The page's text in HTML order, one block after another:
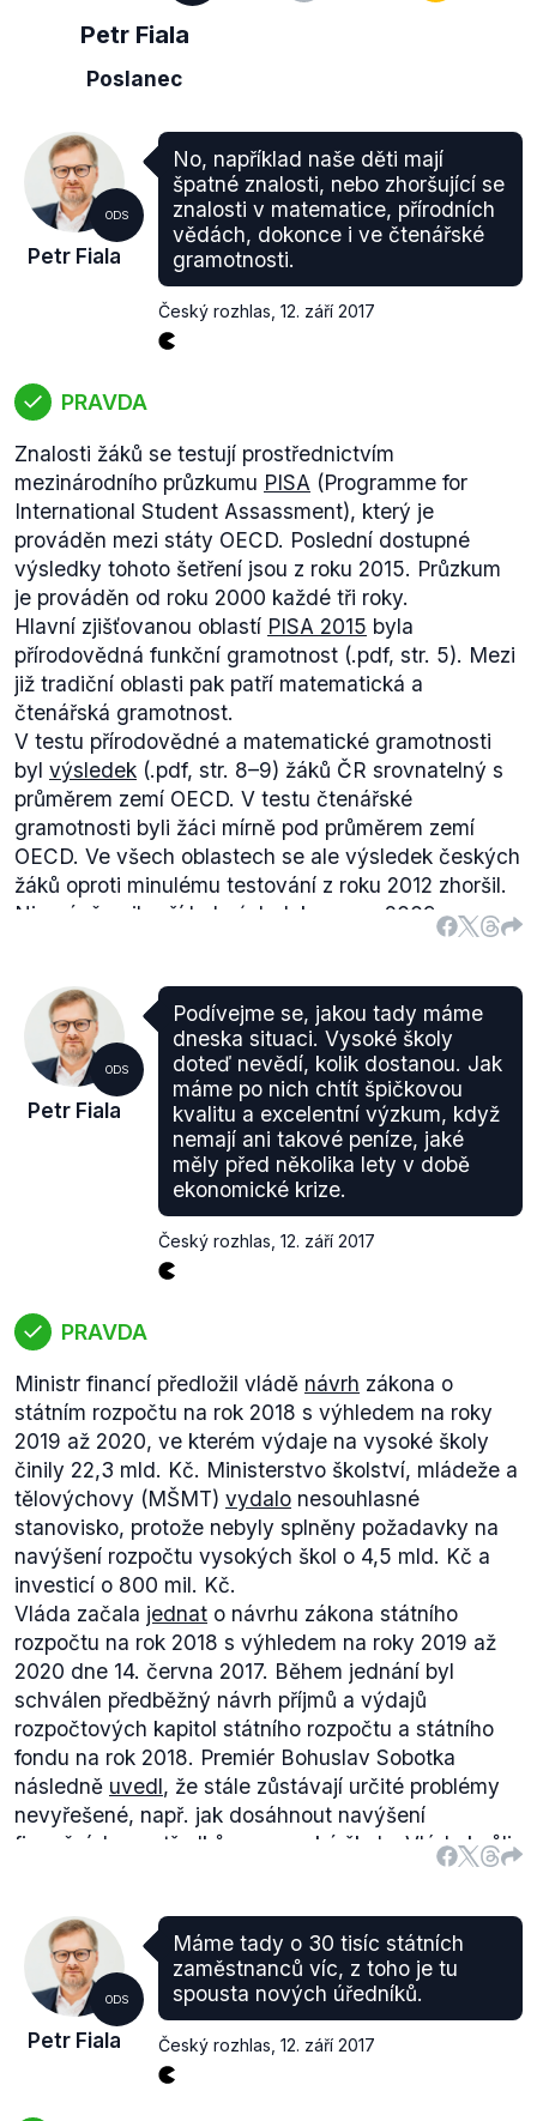
Petr Fiala
Poslanec
ODS
Petr Fiala
No, například naše děti mají
špatné znalosti, nebo zhoršující se
znalosti v matematice, přírodních
vědách, dokonce i ve čtenářské
gramotnosti.
Český rozhlas 12. září 2017
PRAVDA
Znalosti žáků se testují prostřednictvím
mezinárodního průzkumu PISA (Programme for
International Student Assassment), který je
prováděn mezi státy OECD. Poslední dostupné
výsledky tohoto šetření jsou z roku 2015. Průzkum
je prováděn od roku 2000 každé tři roky.
Hlavní zjišťovanou oblastí PISA 2015 byla
přírodovědná funkční gramotnost (.pdf, str. 5). Mezi
již tradiční oblasti pak patří matematická a
čtenářská gramotnost.
V testu přírodovědné a matematické gramotnosti
byl výsledek (.pdf, str. 8–9) žáků ČR srovnatelný s
průměrem zemí OECD. V testu čtenářské
gramotnosti byli žáci mírně pod průměrem zemí
OECD. Ve všech oblastech se ale výsledek českých
žáků oproti minulému testování z roku 2012 zhoršil.
Nicméně nejhorší byl výsledek v roce 2009.
Výrok na základě dat a výsledků šetření PISA
hodnotíme jako pravdivý. Je ale nutno zmínit, že
toto šetření je často středem kritiky kvůli relevanci
Výsledky například mohou být zkresleny chováním
projekt, který umožňuje sledovat vývoj výsledků
nejen mezi zeměmi, ale také v čase.
ODS
Petr Fiala
Podívejme se, jakou tady máme
dneska situaci. Vysoké školy
doteď nevědí, kolik dostanou. Jak
máme po nich chtít špičkovou
kvalitu a excelentní výzkum, když
nemají ani takové peníze, jaké
měly před několika lety v době
ekonomické krize.
Český rozhlas 12. září 2017
PRAVDA
Ministr financí předložil vládě návrh zákona o
státním rozpočtu na rok 2018 s výhledem na roky
2019 až 2020, ve kterém výdaje na vysoké školy
činily 22,3 mld. Kč. Ministerstvo školství, mládeže a
tělovýchovy (MŠMT) vydalo nesouhlasné
stanovisko, protože nebyly splněny požadavky na
navýšení rozpočtu vysokých škol o 4,5 mld. Kč a
investicí o 800 mil. Kč.
Vláda začala jednat o návrhu zákona státního
rozpočtu na rok 2018 s výhledem na roky 2019 až
2020 dne 14. června 2017. Během jednání byl
schválen předběžný návrh příjmů a výdajů
rozpočtových kapitol státního rozpočtu a státního
fondu na rok 2018. Premiér Bohuslav Sobotka
následně uvedl, že stále zůstávají určité problémy
nevyřešené, např. jak dosáhnout navýšení
finančních prostředků pro vysoké školy. Vláda kvůli
tomu měla opětovně zasedat po skončení letních
jednání bylo přerušeno do 25. září.
Výrok označujeme za pravdivý. Výdaje na vysoké
školy ze státního rozpočtu v posledních letech
stagnují a nedosahují hodnot z krizových let. Do
tabulky nebyl zahrnut rok 2018 kvůli aktuálnímu
jednání o konečné podobě rozpočtu.
ODS
Petr Fiala
Máme tady o 30 tisíc státních
zaměstnanců víc, z toho je tu
spousta nových úředníků.
Český rozhlas 12. září 2017